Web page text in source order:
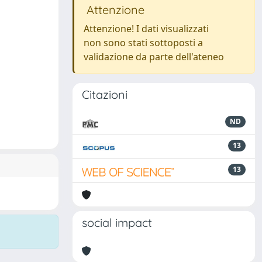
Attenzione
Attenzione! I dati visualizzati
non sono stati sottoposti a
validazione da parte dell'ateneo
Citazioni
ND
13
13
social impact